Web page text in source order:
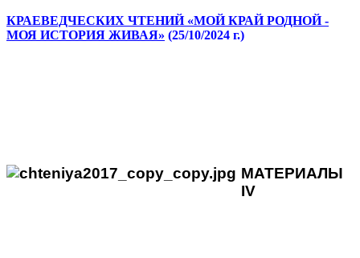
КРАЕВЕДЧЕСКИХ ЧТЕНИЙ «МОЙ КРАЙ РОДНОЙ -
МОЯ ИСТОРИЯ ЖИВАЯ» (25/10/2024 г.)
МАТЕРИАЛЫ
IV